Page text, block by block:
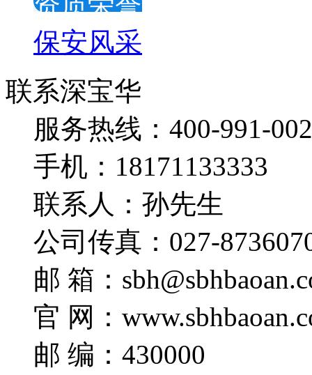
保安风采
联系深宝华
服务热线：400-991-
手机：18171133333
联系人：孙先生
公司传真：027-
邮 箱：
官 网：
邮 编：430000